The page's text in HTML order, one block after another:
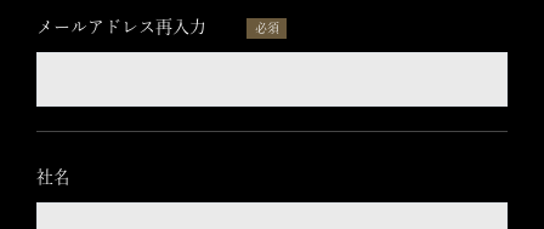
さ
メールアドレス再入力 必須
社名